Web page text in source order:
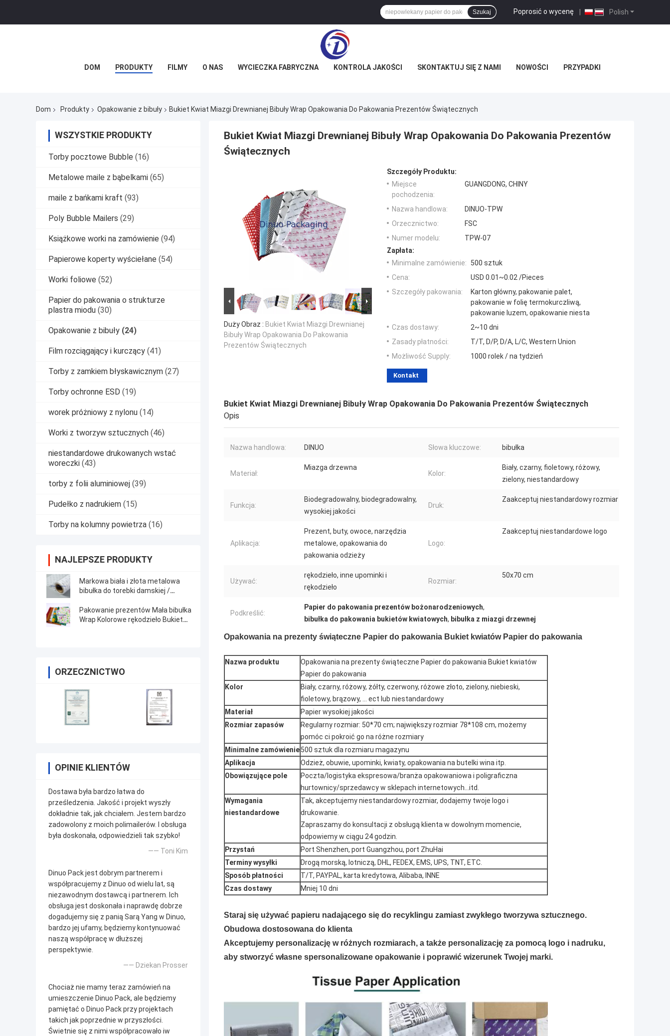
Polish
Poprosić o wycenę |
Szukaj
DOM PRODUKTY FILMY O NAS WYCIECZKA FABRYCZNA KONTROLA JAKOŚCI SKONTAKTUJ SIĘ Z NAMI NOWOŚCI PRZYPADKI
Dom Produkty Opakowanie z bibuły Bukiet Kwiat Miazgi Drewnianej Bibuły Wrap Opakowania Do Pakowania Prezentów Świątecznych
WSZYSTKIE PRODUKTY
Torby pocztowe Bubble (16)
Metalowe maile z bąbelkami (65)
maile z bańkami kraft (93)
Poly Bubble Mailers (29)
Książkowe worki na zamówienie (94)
Papierowe koperty wyściełane (54)
Worki foliowe (52)
Papier do pakowania o strukturze
plastra miodu (30)
Opakowanie z bibuły (24)
Film rozciągający i kurczący (41)
Torby z zamkiem błyskawicznym (27)
Torby ochronne ESD (19)
worek próżniowy z nylonu (14)
Worki z tworzyw sztucznych (46)
niestandardowe drukowanych wstać
woreczki (43)
torby z folii aluminiowej (39)
Pudełko z nadrukiem (15)
Torby na kolumny powietrza (16)
NAJLEPSZE PRODUKTY
Markowa biała i złota metalowa
bibułka do torebki damskiej /
Pakowanie prezentów Mała bibułka
Wrap Kolorowe rękodzieło Bukiet
ORZECZNICTWO
OPINIE KLIENTÓW
Dostawa była bardzo łatwa do
prześledzenia. Jakość i projekt wyszły
dokładnie tak, jak chciałem. Jestem bardzo
zadowolony z moich polimailerów. I obsługa
była doskonała, odpowiedzieli tak szybko!
—— Toni Kim
Dinuo Pack jest dobrym partnerem i
współpracujemy z Dinuo od wielu lat, są
niezawodnym dostawcą i partnerem. Ich
obsługa jest doskonała i naprawdę dobrze
dogadujemy się z panią Sarą Yang w Dinuo,
bardzo jej ufamy, będziemy kontynuować
naszą współpracę w dłuższej
perspektywie.
—— Dziekan Prosser
Chociaż nie mamy teraz zamówień na
umieszczenie Dinuo Pack, ale będziemy
pamiętać o Dinuo Pack przy projektach
takich jak poprzednie w przyszłości.
Świetnie się z nimi współpracowało iw
Bukiet Kwiat Miazgi Drewnianej Bibuły Wrap Opakowania Do Pakowania Prezentów
Świątecznych
Duży Obraz : Bukiet Kwiat Miazgi Drewnianej
Bibuły Wrap Opakowania Do Pakowania
Prezentów Świątecznych
Szczegóły Produktu:
Miejsce
pochodzenia:
GUANGDONG, CHINY
Nazwa handlowa:
DINUO-TPW
Orzecznictwo:
FSC
Numer modelu:
TPW-07
Zapłata:
Minimalne zamówienie:
500 sztuk
Cena:
USD 0.01~0.02 /Pieces
Szczegóły pakowania:
Karton główny, pakowanie palet,
pakowanie w folię termokurczliwą,
pakowanie luzem, opakowanie niesta
Czas dostawy:
2~10 dni
Zasady płatności:
T/T, D/P, D/A, L/C, Western Union
Możliwość Supply:
1000 rolek / na tydzień
Kontakt
Bukiet Kwiat Miazgi Drewnianej Bibuły Wrap Opakowania Do Pakowania Prezentów Świątecznych
Opis
Nazwa handlowa: DINUO Słowa kluczowe: bibułka
Materiał:
Miazga drzewna
Kolor:
Biały, czarny, fioletowy, różowy,
zielony, niestandardowy
Funkcja:
Biodegradowalny, biodegradowalny,
wysokiej jakości
Druk:
Zaakceptuj niestandardowy rozmiar
Aplikacja:
Prezent, buty, owoce, narzędzia
metalowe, opakowania do
pakowania odzieży
Logo:
Zaakceptuj niestandardowe logo
Używać:
rękodzieło, inne upominki i
rękodzieło
Rozmiar:
50x70 cm
Podkreślić:
Papier do pakowania prezentów bożonarodzeniowych,
bibułka do pakowania bukietów kwiatowych, bibułka z miazgi drzewnej
Opakowania na prezenty świąteczne Papier do pakowania Bukiet kwiatów Papier do pakowania
Nazwa produktu
Opakowania na prezenty świąteczne Papier do pakowania Bukiet kwiatów
Papier do pakowania
Kolor
Biały, czarny, różowy, żółty, czerwony, różowe złoto, zielony, niebieski,
fioletowy, brązowy, ... ect lub niestandardowy
Materiał
Papier wysokiej jakości
Rozmiar zapasów
Regularny rozmiar: 50*70 cm; największy rozmiar 78*108 cm, możemy
pomóc ci pokroić go na różne rozmiary
Minimalne zamówienie500 sztuk dla rozmiaru magazynu
Aplikacja
Odzież, obuwie, upominki, kwiaty, opakowania na butelki wina itp.
Obowiązujące pole
Poczta/logistyka ekspresowa/branża opakowaniowa i poligraficzna
hurtownicy/sprzedawcy w sklepach internetowych...itd.
Wymagania
niestandardowe
Tak, akceptujemy niestandardowy rozmiar, dodajemy twoje logo i
drukowanie.
Zapraszamy do konsultacji z obsługą klienta w dowolnym momencie,
odpowiemy w ciągu 24 godzin.
Przystań
Port Shenzhen, port Guangzhou, port ZhuHai
Terminy wysyłki
Drogą morską, lotniczą, DHL, FEDEX, EMS, UPS, TNT, ETC.
Sposób płatności
T/T, PAYPAL, karta kredytowa, Alibaba, INNE
Czas dostawy
Mniej 10 dni
Staraj się używać papieru nadającego się do recyklingu zamiast zwykłego tworzywa sztucznego.
Obudowa dostosowana do klienta
Akceptujemy personalizację w różnych rozmiarach, a także personalizację za pomocą logo i nadruku,
aby stworzyć własne spersonalizowane opakowanie i poprawić wizerunek Twojej marki.